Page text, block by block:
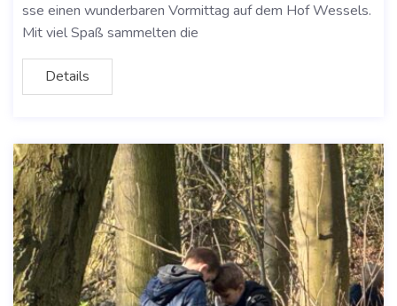
sse einen wunderbaren Vormittag auf dem Hof Wessels.
Mit viel Spaß sammelten die
Details